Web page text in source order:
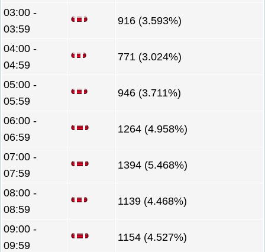
03:00 -
03:59
916 (3.593%)
04:00 -
04:59
771 (3.024%)
05:00 -
05:59
946 (3.711%)
06:00 -
06:59
1264 (4.958%)
07:00 -
07:59
1394 (5.468%)
08:00 -
08:59
1139 (4.468%)
09:00 -
09:59
1154 (4.527%)